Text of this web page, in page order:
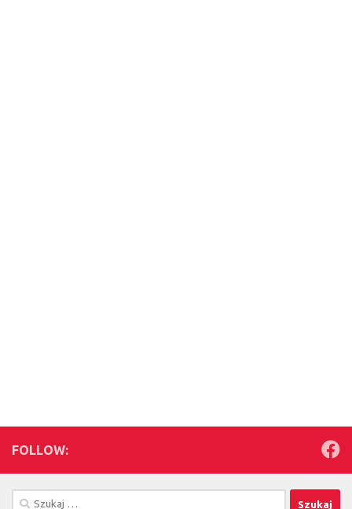
FOLLOW:
Szukaj: